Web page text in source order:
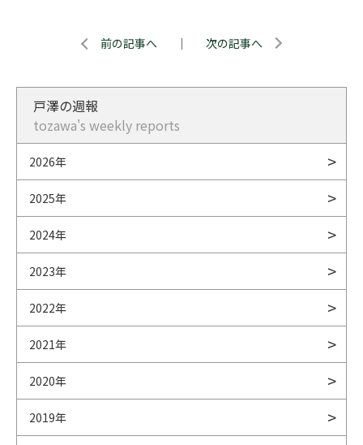
前の記事へ ｜ 次の記事へ
戸澤の週報
tozawa's weekly reports
2026年
2025年
2024年
2023年
2022年
2021年
2020年
2019年